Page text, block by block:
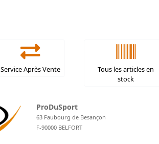
Service Après Vente
Tous les articles en
stock
ProDuSport
63 Faubourg de Besançon
F-90000 BELFORT